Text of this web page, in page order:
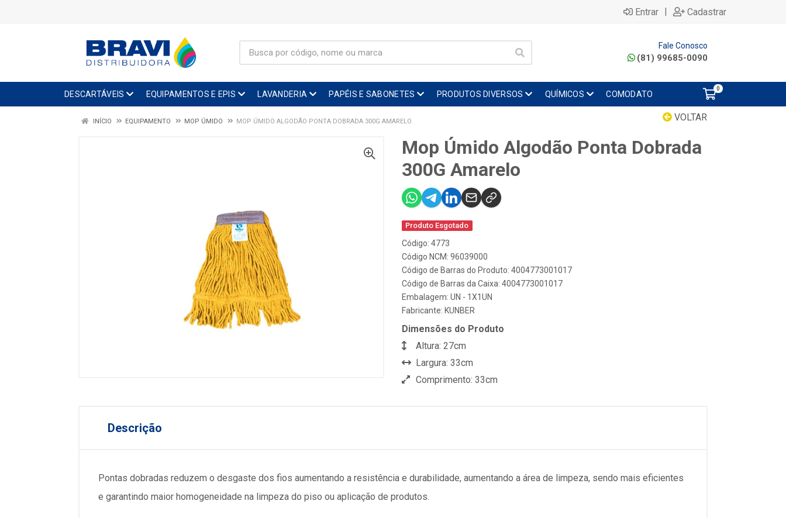
Entrar | Cadastrar
Fale Conosco
(81) 99685-0090
DESCARTÁVEIS EQUIPAMENTOS E EPIS LAVANDERIA PAPÉIS E SABONETES PRODUTOS DIVERSOS QUÍMICOS COMODATO
0
VOLTAR
INÍCIO EQUIPAMENTO MOP ÚMIDO MOP ÚMIDO ALGODÃO PONTA DOBRADA 300G AMARELO
Mop Úmido Algodão Ponta Dobrada
300G Amarelo
Produto Esgotado
Código: 4773
Código NCM: 96039000
Código de Barras do Produto: 4004773001017
Código de Barras da Caixa: 4004773001017
Embalagem: UN - 1X1UN
Fabricante: KUNBER
Dimensões do Produto
Altura: 27cm
Largura: 33cm
Comprimento: 33cm
Descrição
Pontas dobradas reduzem o desgaste dos fios aumentando a resistência e durabilidade, aumentando a área de limpeza, sendo mais eficientes
e garantindo maior homogeneidade na limpeza do piso ou aplicação de produtos.